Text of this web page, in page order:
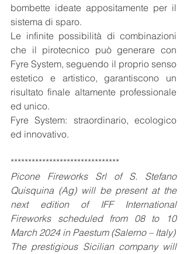
bombette ideate appositamente per il
sistema di sparo.
Le infinite possibilità di combinazioni
che il pirotecnico può generare con
Fyre System, seguendo il proprio senso
estetico e artistico, garantiscono un
risultato finale altamente professionale
ed unico.
Fyre System: straordinario, ecologico
ed innovativo.
*******************************
Picone Fireworks Srl of S. Stefano
Quisquina (Ag) will be present at the
next edition of IFF International
Fireworks scheduled from 08 to 10
March 2024 in Paestum (Salerno – Italy)
The prestigious Sicilian company will